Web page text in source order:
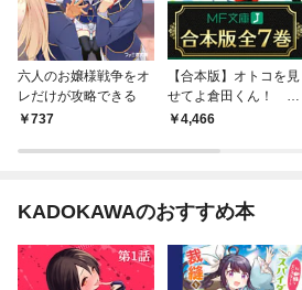
六人のお嬢様戦争をオ
レだけが攻略できる
737
【合本版】オトコを見
せてよ倉田くん！ 全
7巻4,466
KADOKAWAのおすすめ本